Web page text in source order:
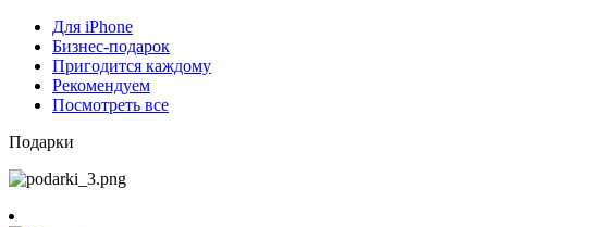
Для iPhone
Бизнес-подарок
Пригодится каждому
Рекомендуем
Посмотреть все
Подарки